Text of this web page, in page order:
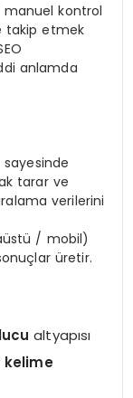
manuel kontrol
takip etmek
anlamda
sayesinde
tarar ve
verilerini
/ mobil)
üretir.
altyapısı